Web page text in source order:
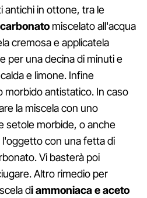
antichi in ottone, tra le
miscelato all'acqua
cremosa e applicatela
per una decina di minuti e
e limone. Infine
morbido antistatico. In caso
la miscela con uno
setole morbide, o anche
con una fetta di
Vi basterà poi
Altro rimedio per
di ammoniaca e aceto